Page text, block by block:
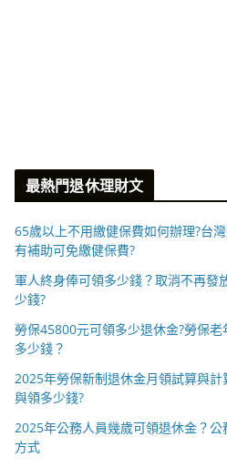
最熱門退休理財文
65歲以上不用繳健保費如何辦理?台
有補助可免繳健保費?
軍人終身俸可領多少錢？取消不再發
少錢?
勞保45800元可領多少退休金?勞保
多少錢？
2025年勞保新制退休金月領試算與
與領多少錢?
2025年公務人員幾歲可領退休金？
方式